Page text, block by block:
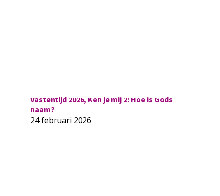
Vastentijd 2026, Ken je mij 2: Hoe is Gods
naam?
24 februari 2026